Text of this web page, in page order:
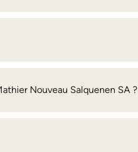
Nouveau Salquenen SA ?